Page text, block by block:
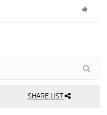
SHARE LIST